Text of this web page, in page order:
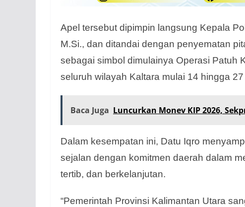
Apel tersebut dipimpin langsung Kepala
M.Si., dan ditandai dengan penyematan
sebagai simbol dimulainya Operasi Patuh
seluruh wilayah Kaltara mulai 14 hingga
Baca Juga Luncurkan Monev KIP 2026,
Dalam kesempatan ini, Datu Iqro
sejalan dengan komitmen daerah dalam
tertib, dan berkelanjutan.
“Pemerintah Provinsi Kalimantan Utara